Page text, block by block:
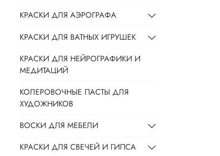
КРАСКИ ДЛЯ АЭРОГРАФА
КРАСКИ ДЛЯ ВАТНЫХ ИГРУШЕК
КРАСКИ ДЛЯ НЕЙРОГРАФИКИ И
МЕДИТАЦИЙ
КОЛЕРОВОЧНЫЕ ПАСТЫ ДЛЯ
ХУДОЖНИКОВ
ВОСКИ ДЛЯ МЕБЕЛИ
КРАСКИ ДЛЯ СВЕЧЕЙ И ГИПСА